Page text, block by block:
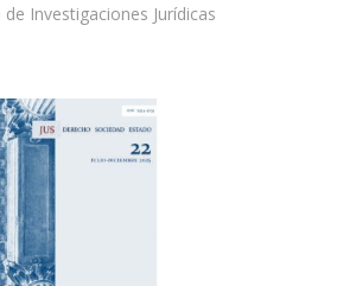
Investigaciones Jurídicas